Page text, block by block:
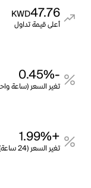
47.76
KWD
أعلى قيمة تداول
-0.45%
تغير السعر (ساعة
+1.99%
تغير السعر (24 ساعة)